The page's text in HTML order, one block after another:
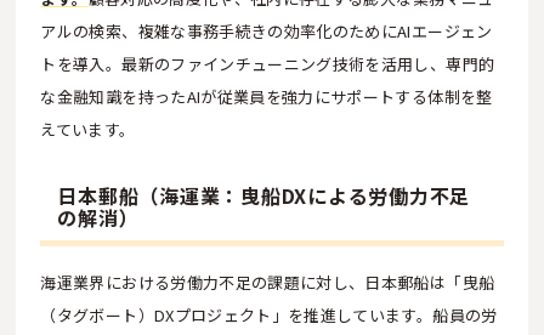
アルの検索、複雑な事務手続きの効率化のためにAIエージェン
トを導入。最新のファインチューニング技術を活用し、専門的
な金融知識を持ったAIが従業員を強力にサポートする体制を整
えています。
日本郵船（海運業：曳船DXによる労働力不足
の解消）
海運業界における労働力不足の課題に対し、日本郵船は「曳船
（タグボート）DXプロジェクト」を推進しています。船員の労